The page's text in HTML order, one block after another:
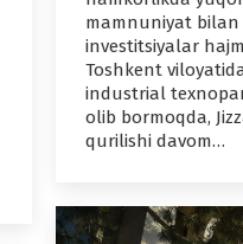
mamnuniyat bilan
investitsiyalar
Toshkent
industrial
olib bormoqda,
qurilishi davom…